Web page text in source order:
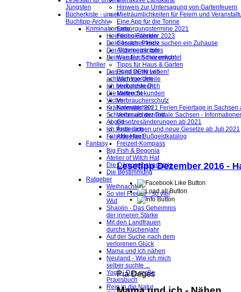
Jüngsten
Bücherkiste - unser
Buchtipp-Archiv
Kriminalromane
Heimliche Fährten
Dein finsteres Herz
Der Schneegänger
Beim ersten Schärenlicht
Thriller
Das Kind in mir will
achtsam morden
Ich beobachte Dich
Die kalten Sekunden
Victim
Krähenmädchen
Schneller als der Tod
Abgott
Ich finde dich
Falsche Haut
Fantasy
Big Fish & Begonia
Atelier of Witch Hat
Die Dämonenakademie
Die Bestimmung
Ratgeber
Weihnachten
So viel Freude - so viel
Wut
Shaolin - Das Geheimnis
der inneren Stärke
Mit den Landfrauen
durchs Küchenjahr
Auf der Suche nach dem
verlorenen Glück
Mama und ich nähen
Neuland - Wie ich mich
selber suchte ...
Yoga - Das große
Praxisbuch
Rein in die Natur
Hinweis zur Untersagung von Gartenfeuern
Mieträumlichkeiten für Feiern und
Eine App für die Tonne
Entsorgungstermine 2021
Ferienkalender 2023
Gesuch: Pferde suchen ein Zuhause
Allgemeine Infos
Was Euch hier erwartet
Tipps für Haus & Garten
Es ist DEIN Leben!
Wichtige Urteile
Verkehrsrecht
Mietrecht
Verbraucherschutz
Kalender 2021 Ferien Feiertage in Sachsen
Verbraucherzentrale Sachsen -
Gesetzesänderungen ab 2021
Änderungen und neue Gesetze ab Juli 2021
Aktueller Bußgeldkatalog
Freizeit-Kompass
Lesetipp Dezember 2016 -
Pia Deges